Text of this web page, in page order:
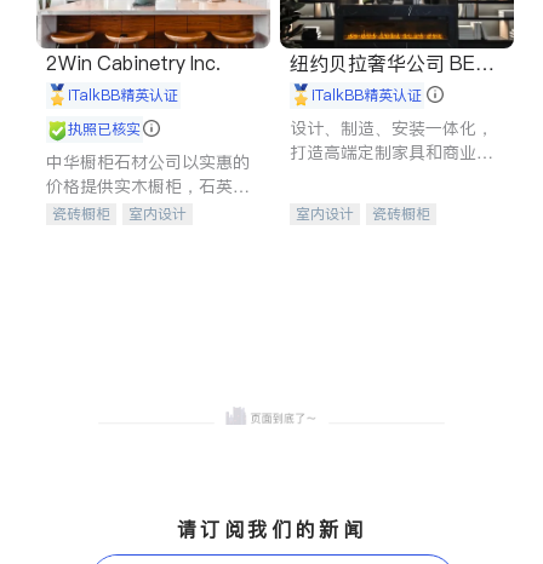
2Win Cabinetry Inc.
iTalkBB精英认证
执照已核实
中华橱柜石材公司以实惠的
价格提供实木橱柜，石英石
台面，多种优质不锈钢水
瓷砖橱柜
室内设计
纽约贝拉奢华公司 BELL
A LUXE
iTalkBB精英认证
设计、制造、安装一体化，
打造高端定制家具和商业空
室内设计
瓷砖橱柜
请订阅我们的新闻